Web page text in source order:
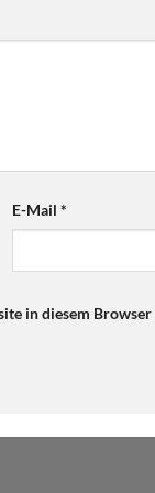
E-Mail *
in diesem